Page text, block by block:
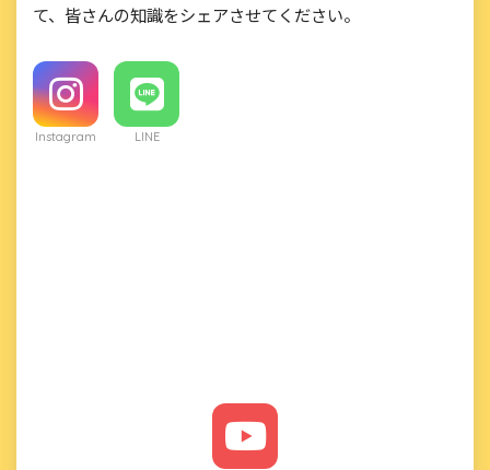
て、皆さんの知識をシェアさせてください。
Instagram LINE